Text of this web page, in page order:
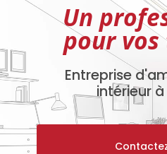
Un
pour
Entreprise
intérieur